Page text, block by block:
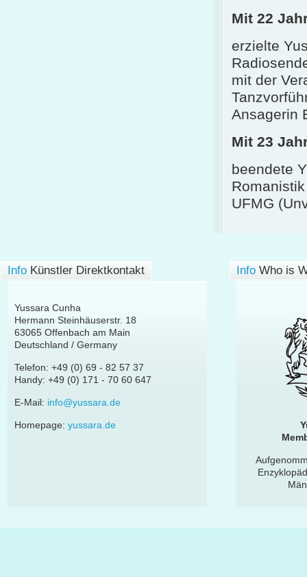
Mit 22
erzielte
mit der
Ansagerin
Mit 23
beendete
UFMG
InfoKünstler Direktkontakt
Yussara Cunha
Hermann Steinhäuserstr. 18
63065 Offenbach am Main
Deutschland / Germany
Telefon: +49 (0) 69 - 82 57 37
Handy: +49 (0) 171 - 70 60 647
E-Mail: info@yussara.de
Homepage: yussara.de
InfoWho is